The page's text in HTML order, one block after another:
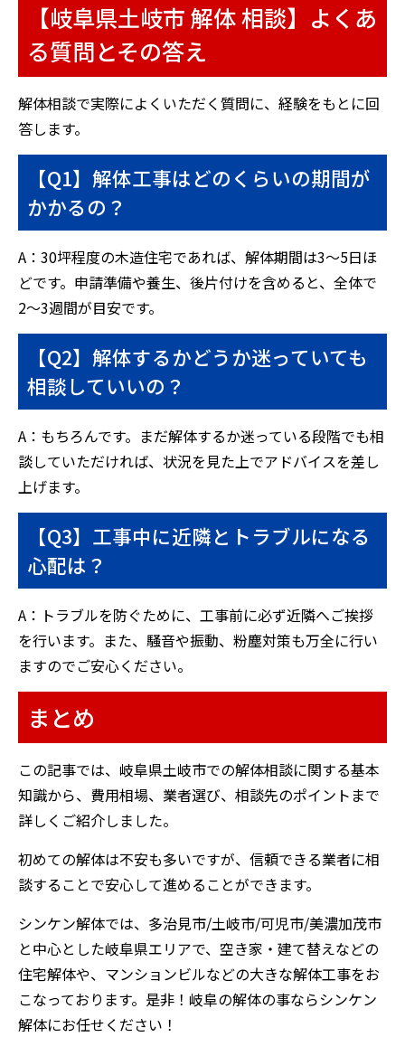
【岐阜県土岐市 解体 相談】よくあ
る質問とその答え
解体相談で実際によくいただく質問に、経験をもとに回
答します。
【Q1】解体工事はどのくらいの期間が
かかるの？
A：30坪程度の木造住宅であれば、解体期間は3〜5日ほ
どです。申請準備や養生、後片付けを含めると、全体で
2〜3週間が目安です。
【Q2】解体するかどうか迷っていても
相談していいの？
A：もちろんです。まだ解体するか迷っている段階でも相
談していただければ、状況を見た上でアドバイスを差し
上げます。
【Q3】工事中に近隣とトラブルになる
心配は？
A：トラブルを防ぐために、工事前に必ず近隣へご挨拶
を行います。また、騒音や振動、粉塵対策も万全に行い
ますのでご安心ください。
まとめ
この記事では、岐阜県土岐市での解体相談に関する基本
知識から、費用相場、業者選び、相談先のポイントまで
詳しくご紹介しました。
初めての解体は不安も多いですが、信頼できる業者に相
談することで安心して進めることができます。
シンケン解体では、多治見市/土岐市/可児市/美濃加茂市
と中心とした岐阜県エリアで、空き家・建て替えなどの
住宅解体や、マンションビルなどの大きな解体工事をお
こなっております。是非！岐阜の解体の事ならシンケン
解体にお任せください！